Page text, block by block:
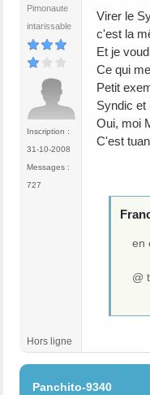
Pimonaute
intarissable
Inscription :
31-10-2008
Messages :
727
Virer le
c'est la
Et je
Ce qui
Petit
Syndic et
Oui, moi
C'est
en
@
Hors ligne
Panchito-9340